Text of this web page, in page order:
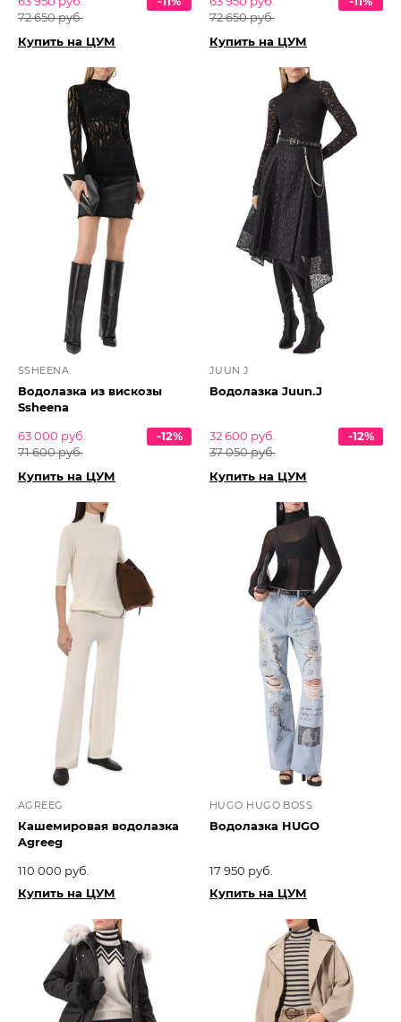
72 650 руб.
Купить на ЦУМ
72 650 руб.
Купить на ЦУМ
SSHEENA
Водолазка из вискозы
Ssheena
63 000 руб.
71 600 руб.
-12%
Купить на ЦУМ
JUUN J
Водолазка Juun.J
32 600 руб.
37 050 руб.
-12%
Купить на ЦУМ
AGREEG
Кашемировая водолазка
Agreeg
110 000 руб.
Купить на ЦУМ
HUGO HUGO BOSS
Водолазка HUGO
17 950 руб.
Купить на ЦУМ